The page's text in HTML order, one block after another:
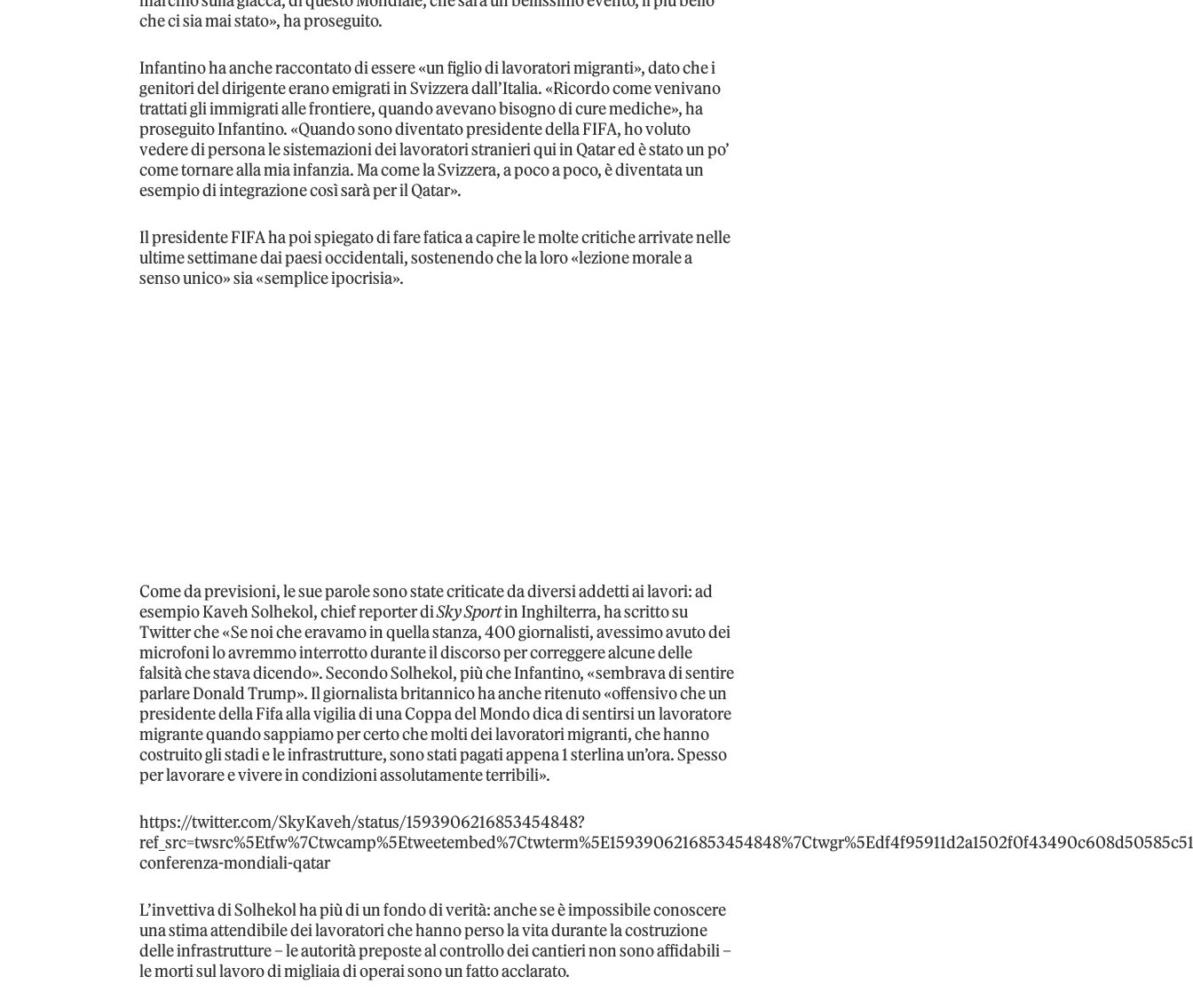
che ci sia mai stato», ha proseguito.
Infantino ha anche raccontato di essere «un figlio di lavoratori migranti», dato che i
genitori del dirigente erano emigrati in Svizzera dall’Italia. «Ricordo come venivano
trattati gli immigrati alle frontiere, quando avevano bisogno di cure mediche», ha
proseguito Infantino. «Quando sono diventato presidente della FIFA, ho voluto
vedere di persona le sistemazioni dei lavoratori stranieri qui in Qatar ed è stato un po’
come tornare alla mia infanzia. Ma come la Svizzera, a poco a poco, è diventata un
esempio di integrazione così sarà per il Qatar».
Il presidente FIFA ha poi spiegato di fare fatica a capire le molte critiche arrivate nelle
ultime settimane dai paesi occidentali, sostenendo che la loro «lezione morale a
senso unico» sia «semplice ipocrisia».
Come da previsioni, le sue parole sono state criticate da diversi addetti ai lavori: ad
esempio Kaveh Solhekol, chief reporter diSky Sportin Inghilterra, ha scritto su
Twitter che «Se noi che eravamo in quella stanza, 400 giornalisti, avessimo avuto dei
microfoni lo avremmo interrotto durante il discorso per correggere alcune delle
falsità che stava dicendo». Secondo Solhekol, più che Infantino, «sembrava di sentire
parlare Donald Trump». Il giornalista britannico ha anche ritenuto «offensivo che un
presidente della Fifa alla vigilia di una Coppa del Mondo dica di sentirsi un lavoratore
migrante quando sappiamo per certo che molti dei lavoratori migranti, che hanno
costruito gli stadi e le infrastrutture, sono stati pagati appena 1 sterlina un’ora. Spesso
per lavorare e vivere in condizioni assolutamente terribili».
https://twitter.com/SkyKaveh/status/1593906216853454848?
conferenza-mondiali-qatar
L’invettiva di Solhekol ha più di un fondo di verità: anche se è impossibile conoscere
una stima attendibile dei lavoratori che hanno perso la vita durante la costruzione
delle infrastrutture – le autorità preposte al controllo dei cantieri non sono affidabili –
le morti sul lavoro di migliaia di operai sono un fatto acclarato.